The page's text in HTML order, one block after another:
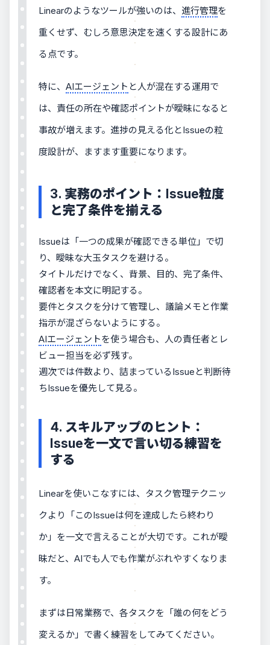
Linearのようなツールが強いのは、 進行管理を
重くせず、むしろ意思決定を速くする設計にあ
る点です。
特に、 AIエージェント と人が混在する運用で
は、責任の所在や確認ポイントが曖昧になると
事故が増えます。進捗の見える化とIssueの粒
度設計が、ますます重要になります。
3. 実務のポイント：Issue粒度
と完了条件を揃える
Issueは「一つの成果が確認できる単位」で切
り、曖昧な大玉タスクを避ける。
タイトルだけでなく、背景、目的、完了条件、
確認者を本文に明記する。
要件とタスクを分けて管理し、議論メモと作業
指示が混ざらないようにする。
AIエージェントを使う場合も、人の責任者とレ
ビュー担当を必ず残す。
週次では件数より、詰まっているIssueと判断待
ちIssueを優先して見る。
4. スキルアップのヒント：
Issueを一文で言い切る練習を
する
Linearを使いこなすには、タスク管理テクニッ
クより「このIssueは何を達成したら終わり
か」を一文で言えることが大切です。これが曖
昧だと、AIでも人でも作業がぶれやすくなりま
す。
まずは日常業務で、各タスクを「誰の何をどう
変えるか」で書く練習をしてみてください。